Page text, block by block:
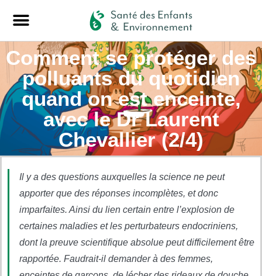
Comment se protéger des
polluants du quotidien
quand on est enceinte,
avec le Dr Laurent
Chevallier (2/4)
Il y a des questions auxquelles la science ne peut
apporter que des réponses incomplètes, et donc
imparfaites. Ainsi du lien certain entre l’explosion de
certaines maladies et les perturbateurs endocriniens,
dont la preuve scientifique absolue peut difficilement être
rapportée. Faudrait-il demander à des femmes,